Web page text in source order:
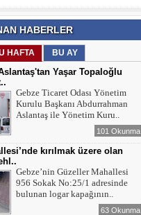
Karakter ve Emanet: Yarının
İnşa Etmek
NECEFLİ
Aslantaş’a "Hırsız" demek
HABERLER
HAFTA BU AY
Yaşar Topaloğlu
Gebze Ticaret Odası Yönetim
Kurulu Başkanı Abdurrahman
Aslantaş ile Yönetim Kuru..
101 Okunma
kırılmak üzere olan
Gebze’nin Güzeller Mahallesi
956 Sokak No:25/1 adresinde
bulunan logar kapağının..
63 Okunma